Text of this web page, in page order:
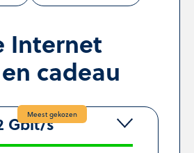
Internet
cadeau
Gbit/s
Meest gekozen